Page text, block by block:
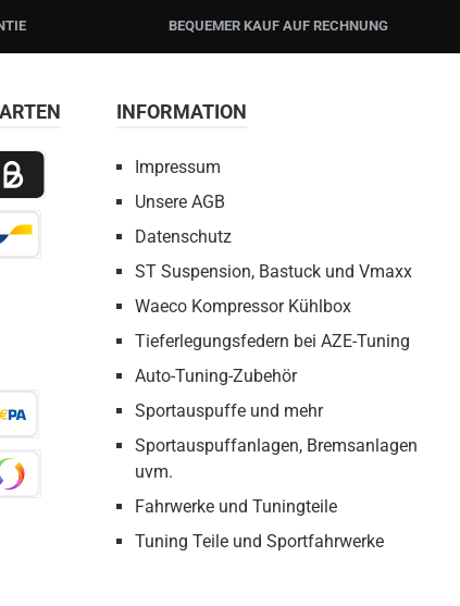
BEQUEMER KAUF AUF RECHNUNG
/ Kauf auf Rechnung
INFORMATION
Impressum
Unsere AGB
Datenschutz
ST Suspension, Bastuck und Vmaxx
Waeco Kompressor Kühlbox
Tieferlegungsfedern bei AZE-Tuning
Auto-Tuning-Zubehör
Sportauspuffe und mehr
Sportauspuffanlagen, Bremsanlagen
uvm.
Fahrwerke und Tuningteile
Tuning Teile und Sportfahrwerke